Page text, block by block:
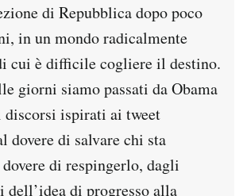
di Repubblica dopo poco
in un mondo radicalmente
cui è difficile cogliere il destino.
giorni siamo passati da Obama
discorsi ispirati ai tweet
dovere di salvare chi sta
di respingerlo, dagli
di progresso alla